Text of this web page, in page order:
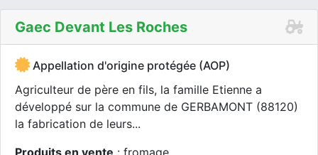
Gaec Devant Les Roches
Appellation d'origine protégée (AOP)
Agriculteur de père en fils, la famille Etienne a
développé sur la commune de GERBAMONT (88120)
la fabrication de leurs...
Produits en vente : fromage